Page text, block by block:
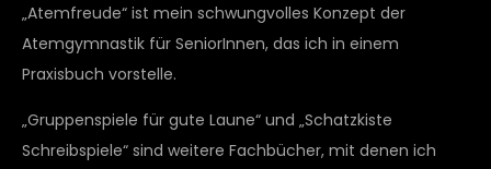
„Atemfreude“ ist mein schwungvolles Konzept der
Atemgymnastik für SeniorInnen, das ich in einem
Praxisbuch vorstelle.
„Gruppenspiele für gute Laune“ und „Schatzkiste
Schreibspiele“ sind weitere Fachbücher, mit denen ich